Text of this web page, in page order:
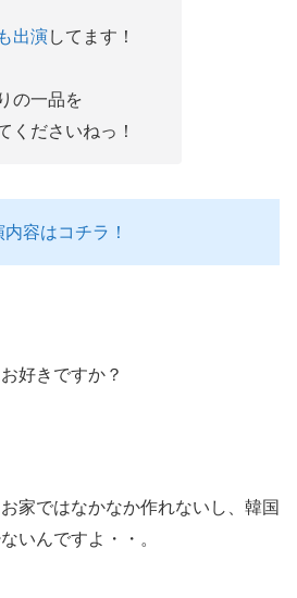
出演してます！
の一品を
くださいねっ！
容はコチラ！
好きですか？
家ではなかなか作れないし、韓国
いんですよ・・。